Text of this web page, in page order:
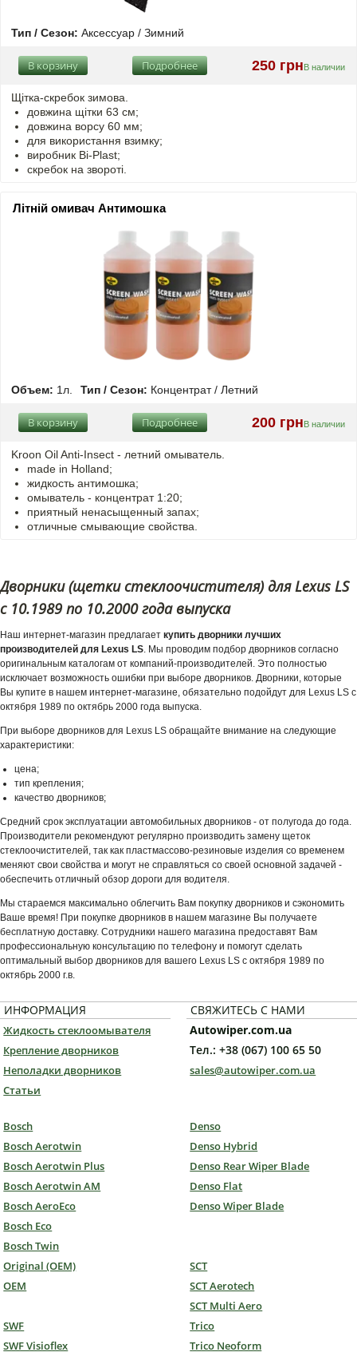
Тип / Сезон: Аксессуар / Зимний
250 грнВ наличии
Подробнее
В корзину
Щітка-скребок зимова.
довжина щітки 63 см;
довжина ворсу 60 мм;
для використання взимку;
виробник Bi-Plast;
скребок на звороті.
Літній омивач Антимошка
Объем: 1л. Тип / Сезон: Концентрат / Летний
200 грн В наличии
Подробнее
В корзину
Kroon Oil Anti-Insect - летний омыватель.
made in Holland;
жидкость антимошка;
омыватель - концентрат 1:20;
приятный ненасыщенный запах;
отличные смывающие свойства.
Дворники (щетки стеклоочистителя) для Lexus LS
с 10.1989 по 10.2000 года выпуска
Наш интернет-магазин предлагает купить дворники лучших
производителей для Lexus LS. Мы проводим подбор дворников согласно
оригинальным каталогам от компаний-производителей. Это полностью
исключает возможность ошибки при выборе дворников. Дворники, которые
Вы купите в нашем интернет-магазине, обязательно подойдут для Lexus LS с
октября 1989 по октябрь 2000 года выпуска.
При выборе дворников для Lexus LS обращайте внимание на следующие
характеристики:
цена;
тип крепления;
качество дворников;
Средний срок эксплуатации автомобильных дворников - от полугода до года.
Производители рекомендуют регулярно производить замену щеток
стеклоочистителей, так как пластмассово-резиновые изделия со временем
меняют свои свойства и могут не справляться со своей основной задачей -
обеспечить отличный обзор дороги для водителя.
Мы стараемся максимально облегчить Вам покупку дворников и сэкономить
Ваше время! При покупке дворников в нашем магазине Вы получаете
бесплатную доставку. Сотрудники нашего магазина предоставят Вам
профессиональную консультацию по телефону и помогут сделать
оптимальный выбор дворников для вашего Lexus LS с октября 1989 по
октябрь 2000 г.в.
ИНФОРМАЦИЯ
Жидкость стеклоомывателя
Крепление дворников
Неполадки дворников
Статьи
СВЯЖИТЕСЬ С НАМИ
Autowiper.com.ua
Тел.: +38 (067) 100 65 50
sales@autowiper.com.ua
Bosch
Bosch Aerotwin
Bosch Aerotwin Plus
Bosch Aerotwin AM
Bosch AeroEco
Bosch Eco
Bosch Twin
Denso
Denso Hybrid
Denso Rear Wiper Blade
Denso Flat
Denso Wiper Blade
Original (OEM)
OEM
SCT
SCT Aerotech
SCT Multi Aero
SWF
SWF Visioflex
Trico
Trico Neoform